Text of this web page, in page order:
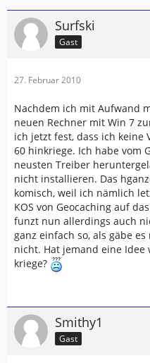
Surfski
Gast
27. Februar 2010
Nachdem ich mit Aufwand
neuen Rechner mit Win 7
ich jetzt fest, dass ich keine
60 hinkriege. Ich habe vom
neusten Treiber
nicht installieren. Das
komisch, weil ich nämlich
KOS von Geocaching auf
funzt nun allerdings auch
ganz einfach so, als gäbe es
nicht. Hat jemand eine
kriege?
Smithy1
Gast